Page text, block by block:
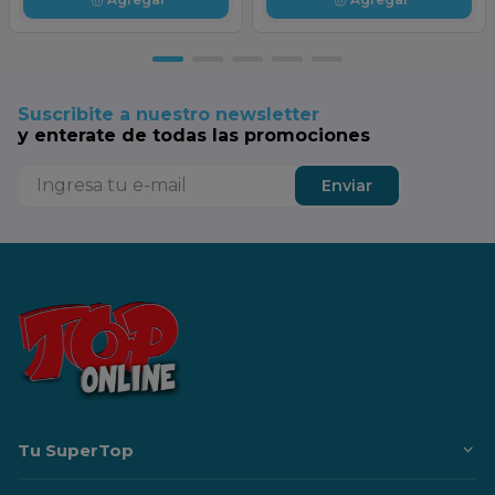
Suscribite a nuestro newsletter
y enterate de todas las promociones
Enviar
Tu SuperTop